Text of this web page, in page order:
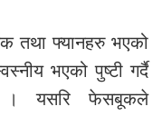
तथा फ्यानहरु भएको
भएको पुष्टी गर्दै
। यसरि फेसबूकले